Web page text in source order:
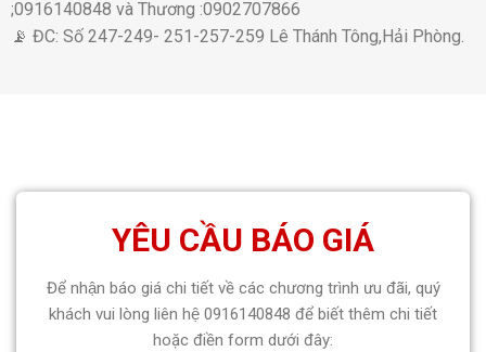
;0916140848 và Thương :0902707866
📡 ĐC: Số 247-249- 251-257-259 Lê Thánh Tông,Hải Phòng.
YÊU CẦU BÁO GIÁ
Để nhận báo giá chi tiết về các chương trình ưu đãi, quý
khách vui lòng liên hệ 0916140848 để biết thêm chi tiết
hoặc điền form dưới đây: